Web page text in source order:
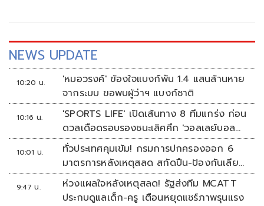
NEWS UPDATE
10:20 น.
'หมอวรงค์' ข้องใจแบงก์พัน 1.4 แสนล้านหาย
จากระบบ ขอพบผู้ว่าฯ แบงก์ชาติ
10:16 น.
'SPORTS LIFE' เปิดเส้นทาง 8 ทีมแกร่ง ก่อน
ดวลเดือดรอบรองชนะเลิศศึก 'วอลเลย์บอล
นักเรียน แชมป์กีฬา 7HD 2026'
10:01 น.
ทั่วประเทศคุมเข้ม! กรมการปกครองออก 6
มาตรการหลังเหตุสลด สกัดปืน-ป้องกันเลียน
แบบ
9:47 น.
ห่วงแผลใจหลังเหตุสลด! รัฐส่งทีม MCATT
ประกบดูแลเด็ก-ครู เตือนหยุดแชร์ภาพรุนแรง